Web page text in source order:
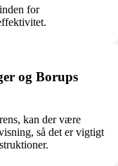
for
og Borups
kan der være
så det er vigtigt